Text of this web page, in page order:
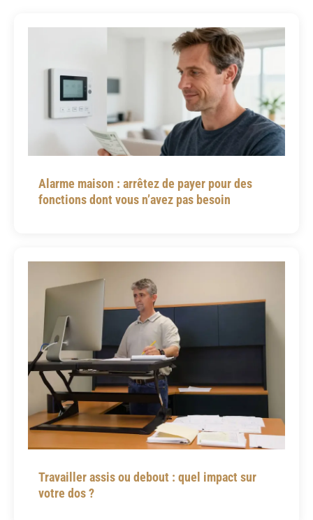
Alarme maison : arrêtez de payer pour des
fonctions dont vous n’avez pas besoin
Travailler assis ou debout : quel impact sur
votre dos ?